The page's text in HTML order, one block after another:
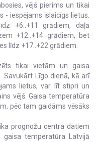
vējš pierims un tikai
iespējams īslaicīgs lietus.
+6..+11 grādiem, daļā
+12..+14 grādiem, bet
līdz +17..+22 grādiem.
tikai vietām un gaisa
Līgo dienā, kā arī
lietus, var līt stipri un
vējš. Gaisa temperatūra
pēc tam gaidāms vēsāks
prognožu centra datiem
temperatūra Latvijā